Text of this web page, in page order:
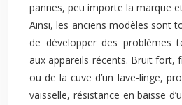
pannes, peu importe la marque
Ainsi, les anciens modèles sont
de développer des problèmes
aux appareils récents. Bruit
ou de la cuve d’un lave-linge,
vaisselle, résistance en baisse